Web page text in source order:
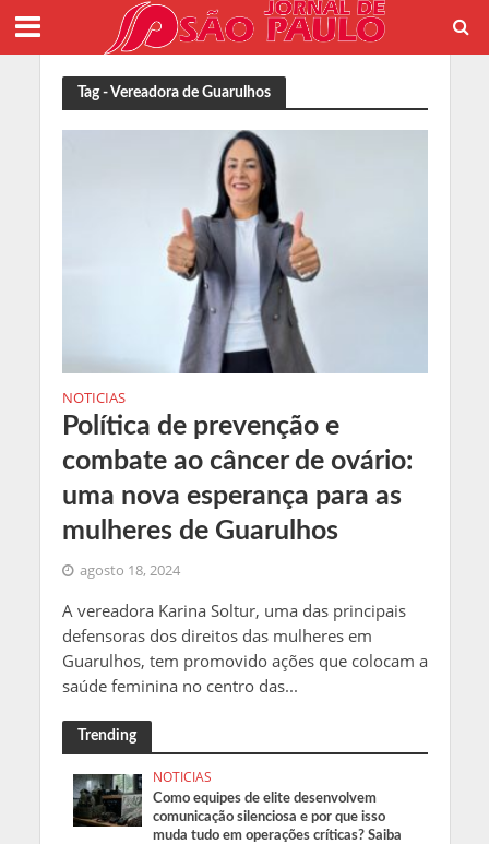
Tag - Vereadora de Guarulhos
NOTICIAS
Política de prevenção e
combate ao câncer de ovário:
uma nova esperança para as
mulheres de Guarulhos
agosto 18, 2024
A vereadora Karina Soltur, uma das principais
defensoras dos direitos das mulheres em
Guarulhos, tem promovido ações que colocam a
saúde feminina no centro das...
Trending
NOTICIAS
Como equipes de elite desenvolvem
comunicação silenciosa e por que isso
muda tudo em operações críticas? Saiba